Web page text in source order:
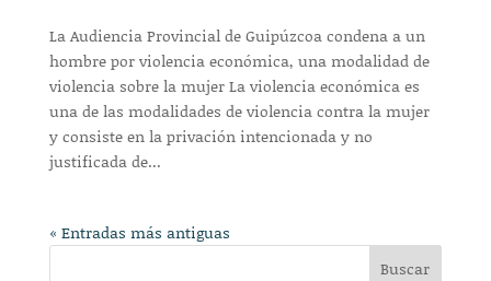
La Audiencia Provincial de Guipúzcoa condena a un
hombre por violencia económica, una modalidad de
violencia sobre la mujer La violencia económica es
una de las modalidades de violencia contra la mujer
y consiste en la privación intencionada y no
justificada de...
« Entradas más antiguas
Buscar